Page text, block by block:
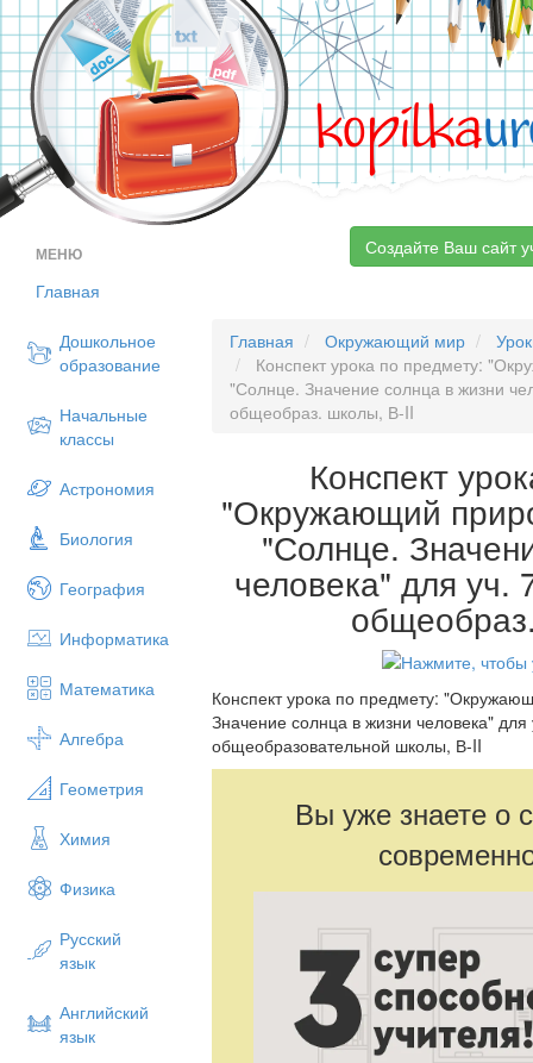
kopilka
МЕНЮ
Главная
Дошкольное
образование
Начальные
классы
Астрономия
Биология
География
Информатика
Математика
Алгебра
Геометрия
Химия
Физика
Русский
язык
Английский
язык
Создайте Ваш сайт
Главная Окружающий мир
Конспект урока по предмету:
"Солнце. Значение солнца в жизни
общеобраз. школы, В-II
Конспект
"Окружающий
"Солнце.
человека" для уч.
Конспект урока по предмету:
Значение солнца в жизни человека"
общеобразовательной школы, В-II
Вы уже знаете о